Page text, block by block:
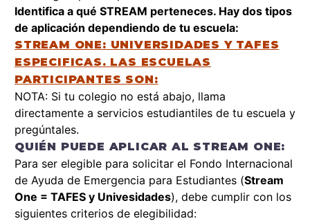
Identifica a qué STREAM perteneces. Hay dos tipos
de aplicación dependiendo de tu escuela:
STREAM ONE: UNIVERSIDADES Y TAFES
ESPECIFICAS. LAS ESCUELAS
PARTICIPANTES SON:
NOTA: Si tu colegio no está abajo, llama
directamente a servicios estudiantiles de tu escuela y
pregúntales.
QUIÉN PUEDE APLICAR AL STREAM ONE:
Para ser elegible para solicitar el Fondo Internacional
de Ayuda de Emergencia para Estudiantes (Stream
One = TAFES y Univesidades), debe cumplir con los
siguientes criterios de elegibilidad: